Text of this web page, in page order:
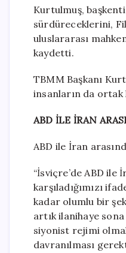
Kurtulmuş,
sürdüreceklerini,
uluslararası
kaydetti.
TBMM Başkanı
insanların da
ABD İLE İRAN
ABD ile İran
“İsviçre’de ABD
karşıladığımızı
kadar olumlu bir
artık ilanihaye
siyonist rejimi
davranılması